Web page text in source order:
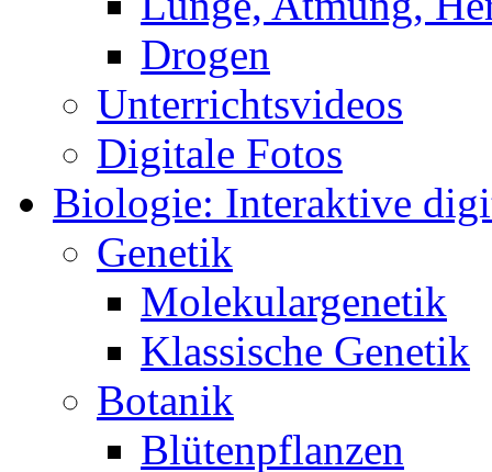
Drogen
Unterrichtsvideos
Digitale Fotos
Biologie: Interaktive
Genetik
Molekulargenetik
Klassische Genetik
Botanik
Blütenpflanzen